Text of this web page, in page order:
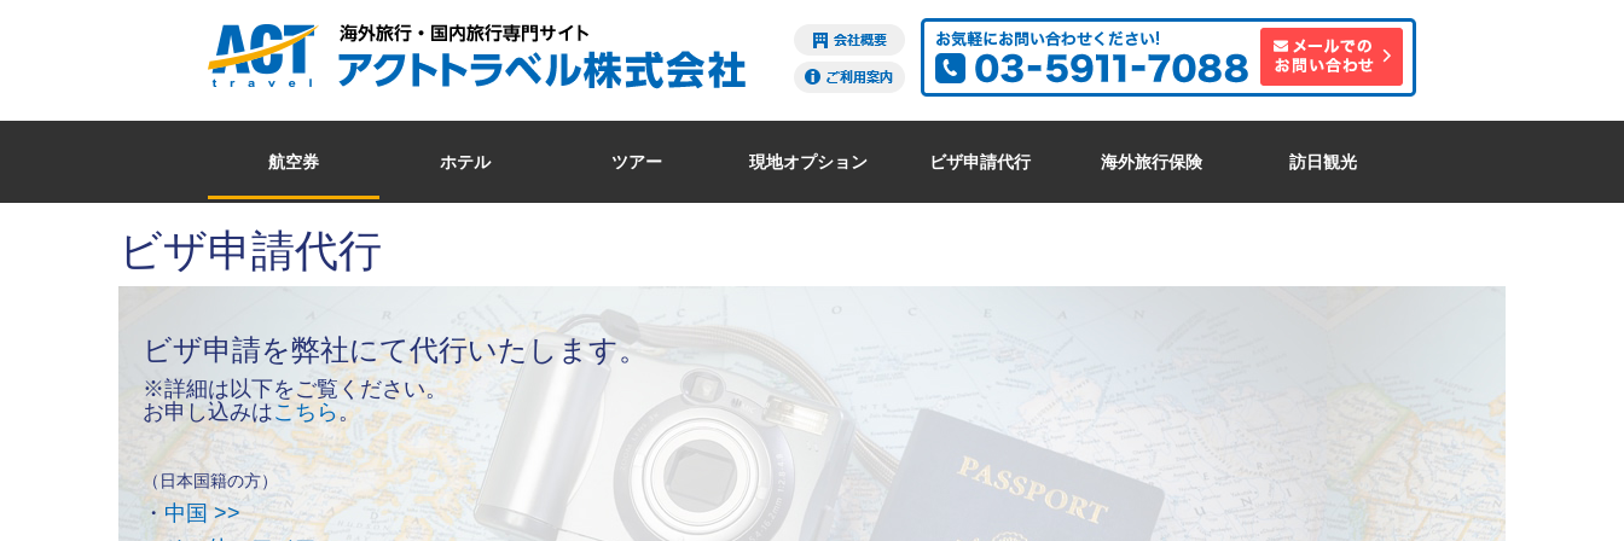
航空券 ホテル ツアー 現地オプション ビザ申請代行 海外旅行保険 訪日観光
ビザ申請代行
ビザ申請を弊社にて代行いたします。
※詳細は以下をご覧ください。
お申し込みはこちら。
（日本国籍の方）
・ 中国 >>